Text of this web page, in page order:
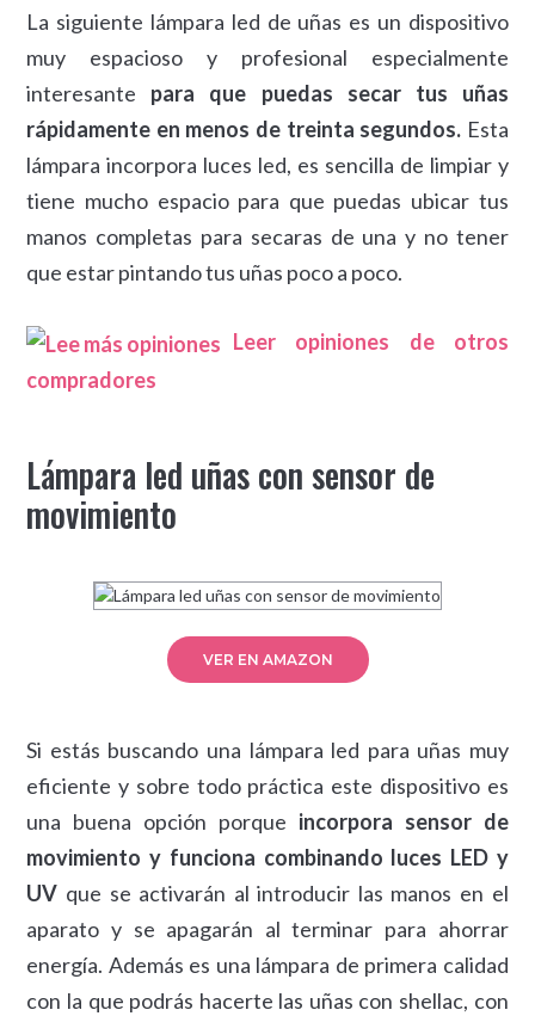
La siguiente lámpara led de uñas es un dispositivo
muy espacioso y profesional especialmente
interesante para que puedas secar tus uñas
rápidamente en menos de treinta segundos. Esta
lámpara incorpora luces led, es sencilla de limpiar y
tiene mucho espacio para que puedas ubicar tus
manos completas para secaras de una y no tener
que estar pintando tus uñas poco a poco.
Leer opiniones de otros
compradores
Lámpara led uñas con sensor de
movimiento
VER EN AMAZON
Si estás buscando una lámpara led para uñas muy
eficiente y sobre todo práctica este dispositivo es
una buena opción porque incorpora sensor de
movimiento y funciona combinando luces LED y
UV que se activarán al introducir las manos en el
aparato y se apagarán al terminar para ahorrar
energía. Además es una lámpara de primera calidad
con la que podrás hacerte las uñas con shellac, con